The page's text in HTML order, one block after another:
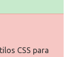
CSS para